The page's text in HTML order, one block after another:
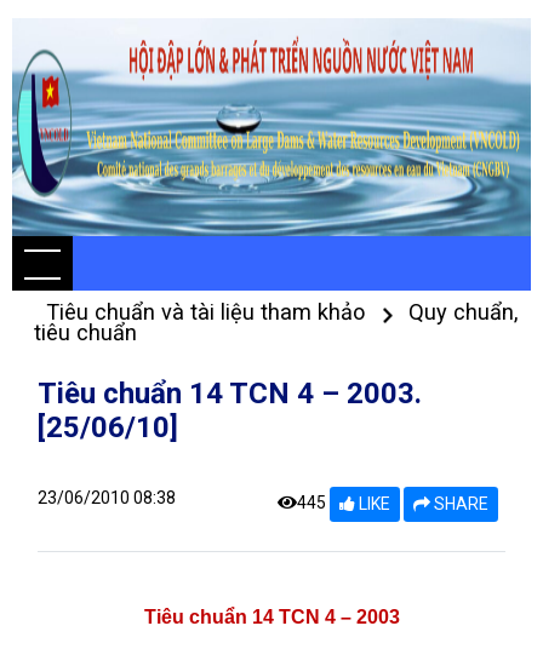
Tiêu chuẩn và tài liệu tham khảo
Quy chuẩn,
tiêu chuẩn
Tiêu chuẩn 14 TCN 4 – 2003.
[25/06/10]
23/06/2010 08:38 445 LIKE SHARE
Tiêu chuẩn 14 TCN 4 – 2003